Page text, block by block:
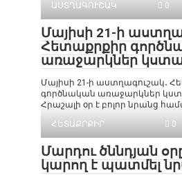
ԱՍՏՂԱԳՈՒՇԱԿ
0
Մայիսի 21-ի
Հետաքրքիր
առաջարկներ
Մայիսի 21-ի աստղագուշակ․
գործնական առաջարկներ
Հրաշալի օր է բոլոր նրանց
ՀԵՏԱՔՐՔԻՐ
0
Մարդու ծննդյան
կարող է պատմել